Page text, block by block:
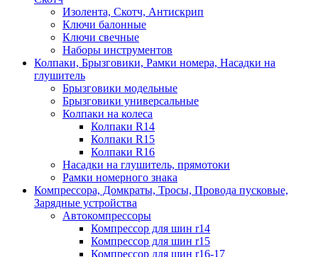
Изолента, Скотч, Антискрип
Ключи балонные
Ключи свечные
Наборы инструментов
Колпаки, Брызговики, Рамки номера, Насадки на
глушитель
Брызговики модельные
Брызговики универсальные
Колпаки на колеса
Колпаки R14
Колпаки R15
Колпаки R16
Насадки на глушитель, прямотоки
Рамки номерного знака
Компрессора, Домкраты, Тросы, Провода пусковые,
Зарядные устройства
Автокомпрессоры
Компрессор для шин r14
Компрессор для шин r15
Компрессор для шин r16-17